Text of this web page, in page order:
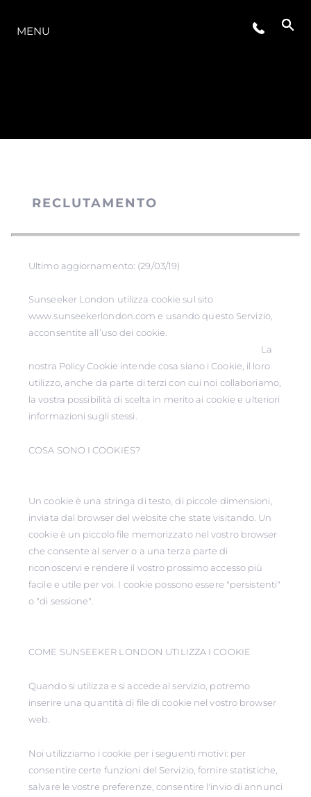
MENU
RECLUTAMENTO
Ultimo aggiornamento: (29/03/19)
Sunseeker London utilizza cookie sul sito
www.sunseekerlondon.com e usando questo Servizio,
acconsentite all’uso dei cookie.
La
nostra Policy Cookie intende cosa siano i Cookie, il loro
utilizzo, anche da parte di terzi con cui noi collaboriamo,
la vostra possibilità di scelta in merito ai cookie e ulteriori
informazioni sugli stessi.
COSA SONO I COOKIES?
Un cookie è una stringa di testo, di piccole dimensioni,
inviata dal browser del website che state visitando. Un
cookie è un piccolo file memorizzato nel vostro browser
che consente al server o a una terza parte di
riconoscervi e rendere il vostro prossimo accesso più
facile e utile per voi. I cookie possono essere "persistenti"
o "di sessione".
COME SUNSEEKER LONDON UTILIZZA I COOKIE
Quando si utilizza e si accede al servizio, potremo
inserire una quantità di file di cookie nel vostro browser
web.
Noi utilizziamo i cookie per i seguenti motivi: per
consentire certe funzioni del Servizio, fornire statistiche,
salvare le vostre preferenze, consentire l'invio di annunci